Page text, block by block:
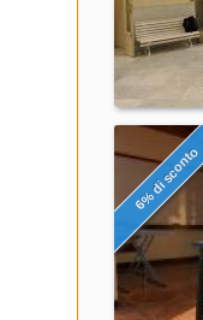
6% di sconto